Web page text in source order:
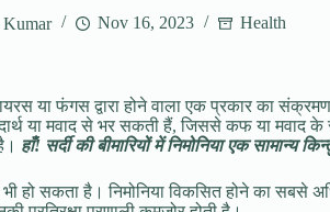
Kumar Nov 16, 2023 Health
या फंगस द्वारा होने वाला एक प्रकार का
या मवाद से भर सकती हैं, जिससे कफ या मवाद
हाँ! सर्दी की बीमारियों में निमोनिया एक
भी हो सकता है। निमोनिया विकसित होने का